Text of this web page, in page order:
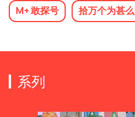
M+ 敢探号 拾万个为甚么
系列